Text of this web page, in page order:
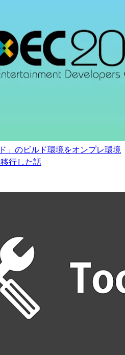
」のビルド環境をオンプレ環境
行した話